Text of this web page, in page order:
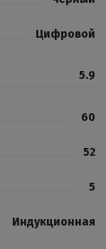
Цифровой
5.9
60
52
5
Индукционная